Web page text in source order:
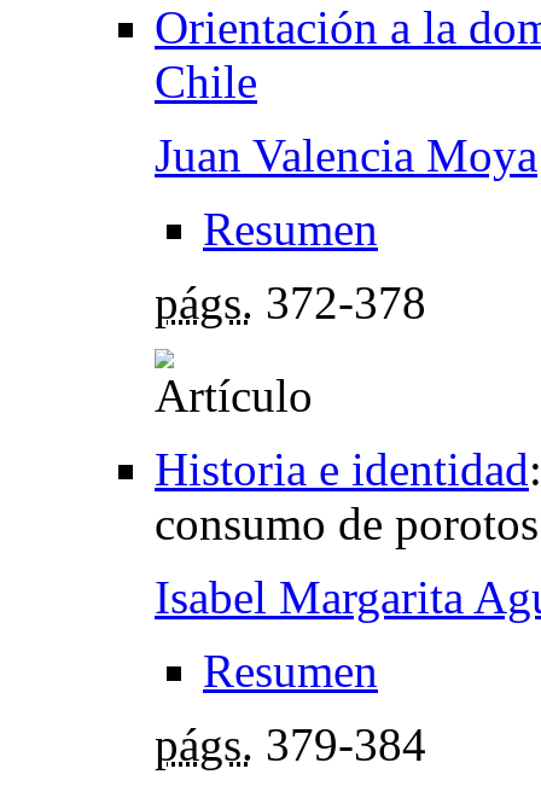
Orientación a la
Chile
Juan Valencia Moya
Resumen
págs. 372-378
Historia e identidad
consumo de
Isabel Margarita
Resumen
págs. 379-384